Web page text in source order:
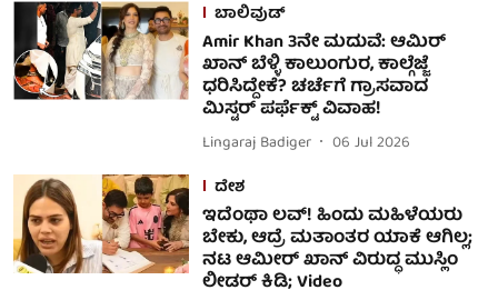
ಬಾಲಿವುಡ್
Amir Khan 3ನೇ ಮದುವೆ: ಆಮಿರ್​
ಖಾನ್ ಬೆಳ್ಳಿ ಕಾಲುಂಗುರ, ಕಾಲ್ಗೆಜ್ಜೆ
ಧರಿಸಿದ್ದೇಕೆ​? ಚರ್ಚೆಗೆ ಗ್ರಾಸವಾದ
ಮಿಸ್ಟರ್ ಪರ್ಫೆಕ್ಟ್‌ ವಿವಾಹ!
Lingaraj Badiger
06 Jul 2026
ದೇಶ
ಇದೆಂಥಾ ಲವ್! ಹಿಂದು ಮಹಿಳೆಯರು
ಬೇಕು, ಆದ್ರೆ ಮತಾಂತರ ಯಾಕೆ ಆಗಿಲ್ಲ;
ನಟ ಆಮೀರ್ ಖಾನ್ ವಿರುದ್ಧ ಮುಸ್ಲಿಂ
ಲೀಡರ್ ಕಿಡಿ; Video